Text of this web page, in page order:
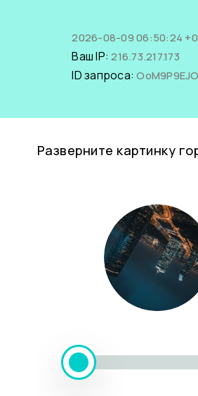
2026-08-09 06:50:24
Ваш IP:216.73.217.173
ID запроса:
Разверните картинку